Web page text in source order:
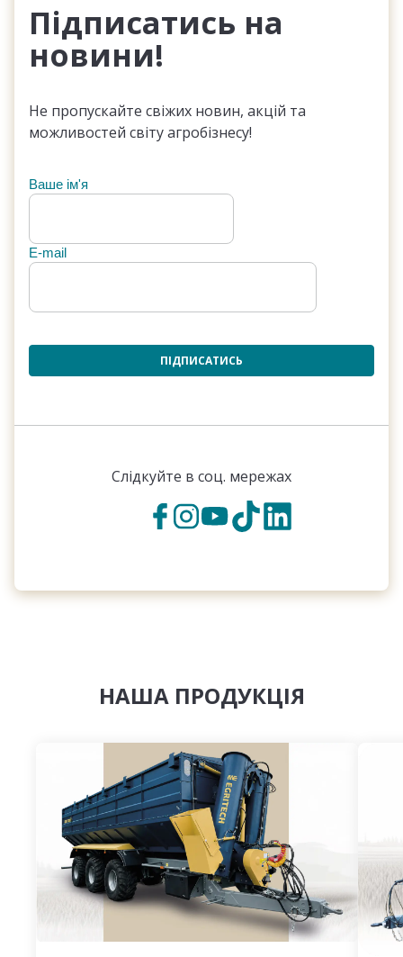
Підписатись на
новини!
Не пропускайте свіжих новин, акцій та
можливостей світу агробізнесу!
Ваше ім'я
E-mail
ПІДПИСАТИСЬ
Слідкуйте в соц. мережах
НАША ПРОДУКЦІЯ